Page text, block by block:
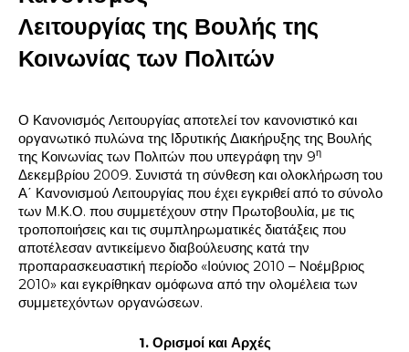
Λειτουργίας της Βουλής της
Κοινωνίας των Πολιτών
Ο Κανονισμός Λειτουργίας αποτελεί τον κανονιστικό και
οργανωτικό πυλώνα της Ιδρυτικής Διακήρυξης της Βουλής
της Κοινωνίας των Πολιτών που υπεγράφη την 9η
Δεκεμβρίου 2009. Συνιστά τη σύνθεση και ολοκλήρωση του
Α΄ Κανονισμού Λειτουργίας που έχει εγκριθεί από το σύνολο
των Μ.Κ.Ο. που συμμετέχουν στην Πρωτοβουλία, με τις
τροποποιήσεις και τις συμπληρωματικές διατάξεις που
αποτέλεσαν αντικείμενο διαβούλευσης κατά την
προπαρασκευαστική περίοδο «Ιούνιος 2010 – Νοέμβριος
2010» και εγκρίθηκαν ομόφωνα από την ολομέλεια των
συμμετεχόντων οργανώσεων.
1. Ορισμοί και Αρχές